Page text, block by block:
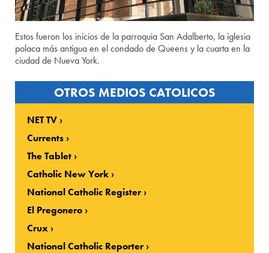
Estos fueron los inicios de la parroquia San Adalberto, la iglesia
polaca más antigua en el condado de Queens y la cuarta en la
ciudad de Nueva York.
OTROS MEDIOS CATOLICOS
NET TV
Currents
The Tablet
Catholic New York
National Catholic Register
El Pregonero
Crux
National Catholic Reporter